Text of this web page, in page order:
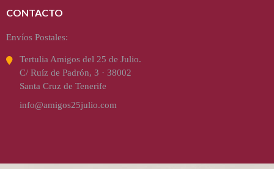
CONTACTO
Envíos Postales:
Tertulia Amigos del 25 de Julio.
C/ Ruíz de Padrón, 3 · 38002
Santa Cruz de Tenerife
info@amigos25julio.com